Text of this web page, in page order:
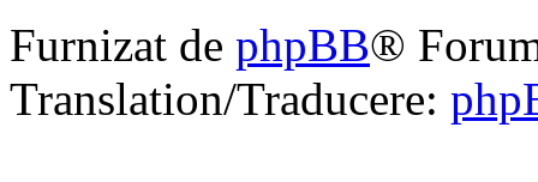
Furnizat de phpBB®
Translation/Traducere: